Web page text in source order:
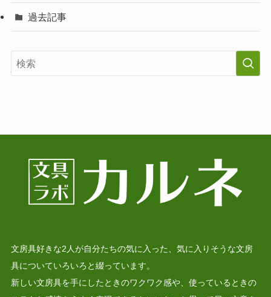
過去記事
文房具好きな2人が自分たちの気に入った、気に入りそうな文房
具についていろいろと綴っています。
新しい文房具を手にしたときのワクワク感や、使っているときの